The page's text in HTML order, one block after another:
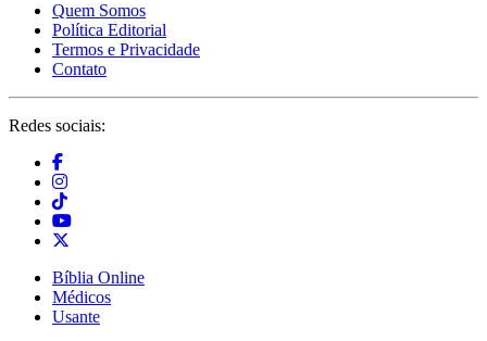
Quem Somos
Política Editorial
Termos e Privacidade
Contato
Redes sociais:
Bíblia Online
Médicos
Usante